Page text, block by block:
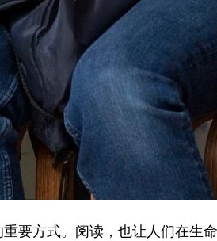
方式。阅读，也让人们在生命